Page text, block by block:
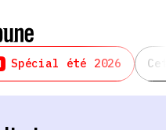
Spécial été 2026